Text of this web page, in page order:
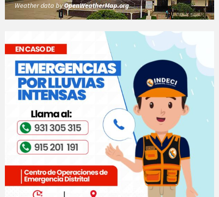
Weather data byOpenWeatherMap.org